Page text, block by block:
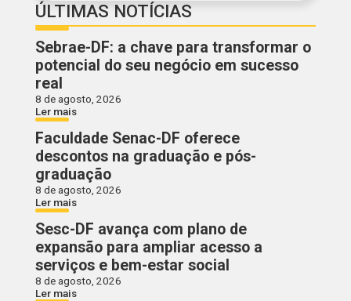
ÚLTIMAS NOTÍCIAS
Sebrae-DF: a chave para transformar o
potencial do seu negócio em sucesso
real
8 de agosto, 2026
Ler mais
Faculdade Senac-DF oferece
descontos na graduação e pós-
graduação
8 de agosto, 2026
Ler mais
Sesc-DF avança com plano de
expansão para ampliar acesso a
serviços e bem-estar social
8 de agosto, 2026
Ler mais